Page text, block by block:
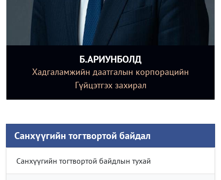
Б.АРИУНБОЛД
Хадгаламжийн даатгалын корпорацийн
Гүйцэтгэх захирал
Санхүүгийн тогтвортой байдал
Санхүүгийн тогтвортой байдлын тухай